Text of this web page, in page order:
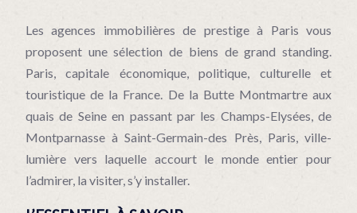
Les agences immobilières de prestige à Paris vous
proposent une sélection de biens de grand standing.
Paris, capitale économique, politique, culturelle et
touristique de la France. De la Butte Montmartre aux
quais de Seine en passant par les Champs-Elysées, de
Montparnasse à Saint-Germain-des Près, Paris, ville-
lumière vers laquelle accourt le monde entier pour
l’admirer, la visiter, s’y installer.